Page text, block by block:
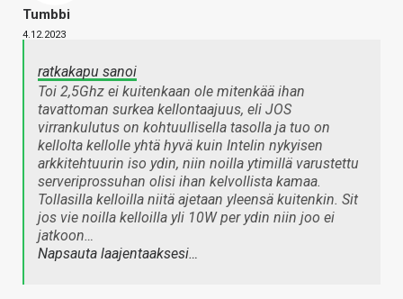
Tumbbi
4.12.2023
ratkakapu sanoi
Toi 2,5Ghz ei kuitenkaan ole mitenkää ihan
tavattoman surkea kellontaajuus, eli JOS
virrankulutus on kohtuullisella tasolla ja tuo on
kellolta kellolle yhtä hyvä kuin Intelin nykyisen
arkkitehtuurin iso ydin, niin noilla ytimillä varustettu
serveriprossuhan olisi ihan kelvollista kamaa.
Tollasilla kelloilla niitä ajetaan yleensä kuitenkin. Sit
jos vie noilla kelloilla yli 10W per ydin niin joo ei
jatkoon…
Napsauta laajentaaksesi…